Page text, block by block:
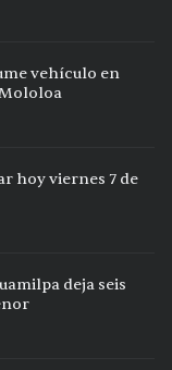
vehículo en
hoy viernes 7 de
deja seis